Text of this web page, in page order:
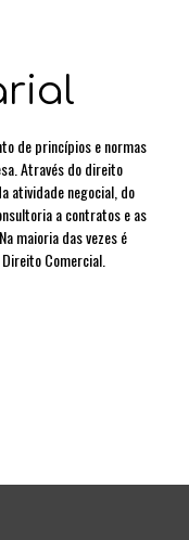
de princípios e normas
Através do direito
atividade negocial, do
a contratos e as
maioria das vezes é
Comercial.